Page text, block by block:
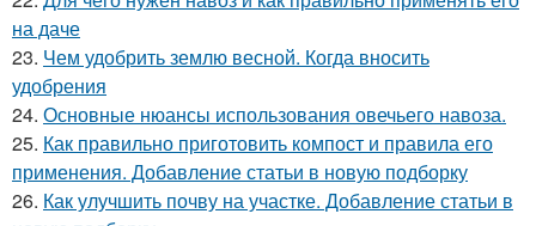
на даче
23. Чем удобрить землю весной. Когда вносить
удобрения
24. Основные нюансы использования овечьего навоза.
25. Как правильно приготовить компост и правила его
применения. Добавление статьи в новую подборку
26. Как улучшить почву на участке. Добавление статьи в